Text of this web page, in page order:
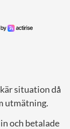
situation då
utmätning.
och betalade